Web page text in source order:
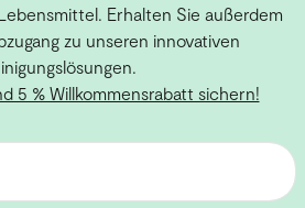
Erhalten Sie außerdem
zu unseren innovativen
5 % Willkommensrabatt sichern!